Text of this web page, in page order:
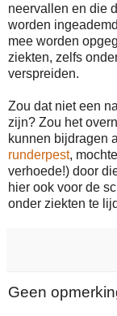
neervallen en die
worden
mee worden
ziekten, zelfs
verspreiden.
Zou dat niet een
zijn? Zou het
kunnen bijdragen
runderpest,
verhoede!) door
hier ook voor de
onder ziekten te
Geen